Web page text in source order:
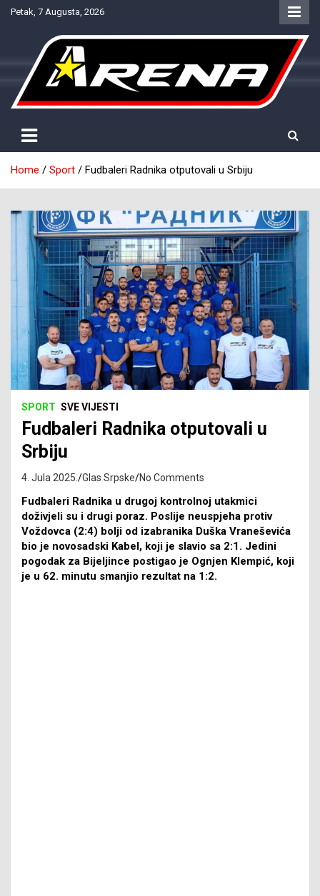
SkipPetak, 7 Augusta, 2026
NTV Arena
Home Sport Fudbaleri Radnika otputovali u Srbiju
SPORT SVE VIJESTI
Fudbaleri Radnika otputovali u
Srbiju
4. Jula 2025. Glas Srpske No Comments
Fudbaleri Radnika u drugoj kontrolnoj utakmici
doživjeli su i drugi poraz. Poslije neuspjeha protiv
Voždovca (2:4) bolji od izabranika Duška Vraneševića
bio je novosadski Kabel, koji je slavio sa 2:1. Jedini
pogodak za Bijeljince postigao je Ognjen Klempić, koji
je u 62. minutu smanjio rezultat na 1:2.